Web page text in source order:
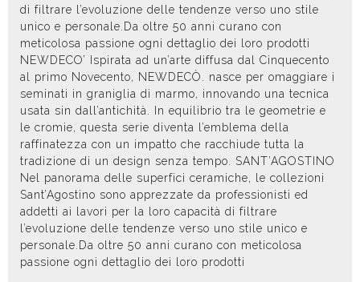
di filtrare l’evoluzione delle tendenze verso uno stile
unico e personale.Da oltre 50 anni curano con
meticolosa passione ogni dettaglio dei loro prodotti
NEWDECO’ Ispirata ad un’arte diffusa dal Cinquecento
al primo Novecento, NEWDECÒ. nasce per omaggiare i
seminati in graniglia di marmo, innovando una tecnica
usata sin dall’antichità. In equilibrio tra le geometrie e
le cromie, questa serie diventa l’emblema della
raffinatezza con un impatto che racchiude tutta la
tradizione di un design senza tempo. SANT’AGOSTINO
Nel panorama delle superfici ceramiche, le collezioni
Sant’Agostino sono apprezzate da professionisti ed
addetti ai lavori per la loro capacità di filtrare
l’evoluzione delle tendenze verso uno stile unico e
personale.Da oltre 50 anni curano con meticolosa
passione ogni dettaglio dei loro prodotti